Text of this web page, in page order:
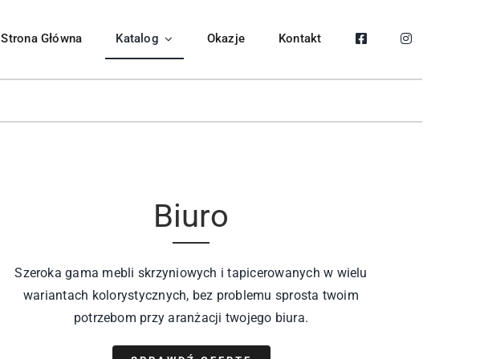
Strona Główna Katalog
Pomieszczenia
Okazje Kontakt
Biuro
Szeroka gama mebli skrzyniowych i tapicerowanych w wielu
wariantach kolorystycznych, bez problemu sprosta twoim
potrzebom przy aranżacji twojego biura.